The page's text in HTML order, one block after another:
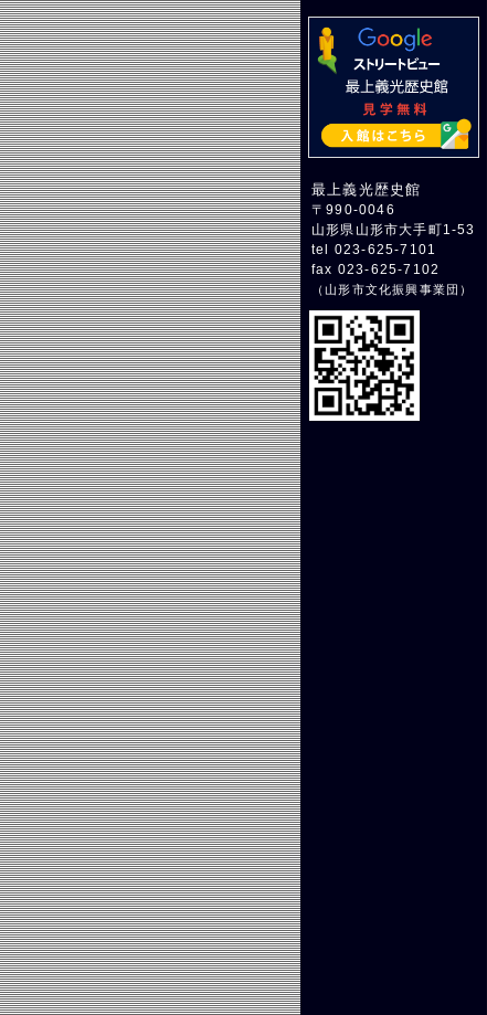
最上義光歴史館
〒990-0046
山形県山形市大手町1-53
tel 023-625-7101
fax 023-625-7102
（山形市文化振興事業団 ）